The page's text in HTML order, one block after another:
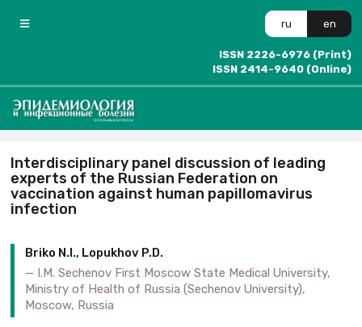
ru en
ISSN 2226-6976 (Print)
ISSN 2414-9640 (Online)
Interdisciplinary panel discussion of leading
experts of the Russian Federation on
vaccination against human papillomavirus
infection
Briko N.I., Lopukhov P.D.
I.M. Sechenov First Moscow State Medical University,
Ministry of Health of Russia (Sechenov University),
Moscow, Russia